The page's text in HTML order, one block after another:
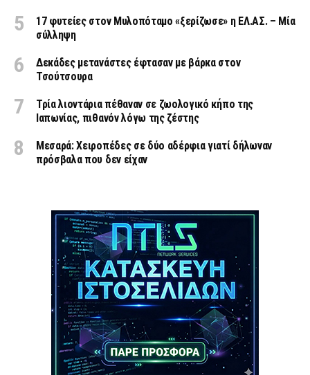
17 φυτείες στον Μυλοπόταμο «ξερίζωσε» η ΕΛ.ΑΣ. – Μία
σύλληψη
Δεκάδες μετανάστες έφτασαν με βάρκα στον
Τσούτσουρα
Τρία λιοντάρια πέθαναν σε ζωολογικό κήπο της
Ιαπωνίας, πιθανόν λόγω της ζέστης
Μεσαρά: Χειροπέδες σε δύο αδέρφια γιατί δήλωναν
πρόσβαλα που δεν είχαν